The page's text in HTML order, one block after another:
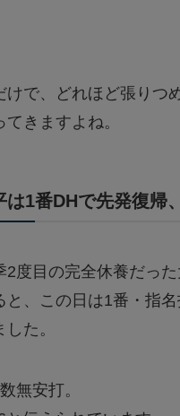
けで、どれほど張りつ
きますよね。
は1番DHで先発復帰
2度目の完全休養だった
と、この日は1番・指
た。
無安打。